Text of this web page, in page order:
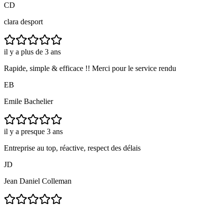
CD
clara desport
il y a plus de 3 ans
Rapide, simple & efficace !! Merci pour le service rendu
EB
Emile Bachelier
il y a presque 3 ans
Entreprise au top, réactive, respect des délais
JD
Jean Daniel Colleman